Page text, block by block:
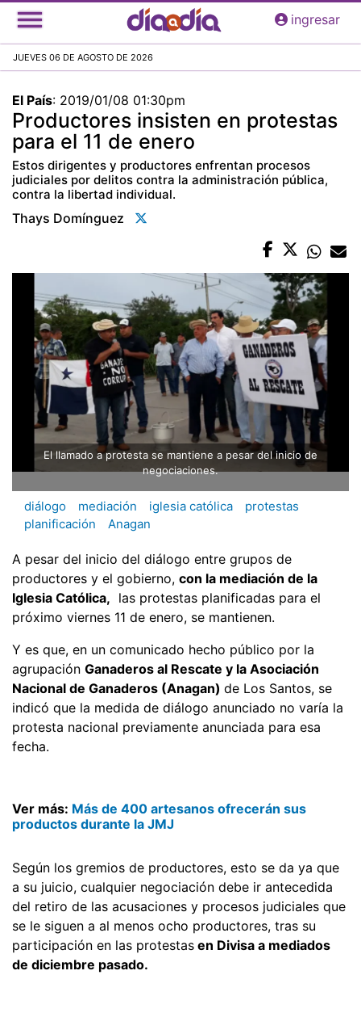
Pasar
al
principal
ingresar
JUEVES 06 DE AGOSTO DE 2026
El País: 2019/01/08 01:30pm
Productores insisten en protestas
para el 11 de enero
Estos dirigentes y productores enfrentan procesos
judiciales por delitos contra la administración pública,
contra la libertad individual.
Thays Domínguez
El llamado a protesta se mantiene a pesar del inicio de
negociaciones.
diálogo mediación iglesia católica
protestas
planificación
Anagan
A pesar del inicio del diálogo entre grupos de
productores y el gobierno, con la mediación de la
Iglesia Católica, las protestas planificadas para el
próximo viernes 11 de enero, se mantienen.
Y es que, en un comunicado hecho público por la
agrupación Ganaderos al Rescate y la Asociación
Nacional de Ganaderos (Anagan) de Los Santos, se
indicó que la medida de diálogo anunciado no varía la
protesta nacional previamente anunciada para esa
fecha.
Ver más: Más de 400 artesanos ofrecerán sus
productos durante la JMJ
Según los gremios de productores, esto se da ya que
a su juicio, cualquier negociación debe ir antecedida
del retiro de las acusaciones y procesos judiciales que
se le siguen a al menos ocho productores, tras su
participación en las protestas en Divisa a mediados
de diciembre pasado.